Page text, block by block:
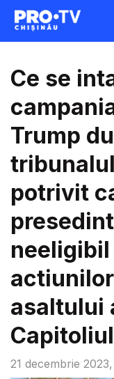
21 decembrie
Ce se
Trump
potrivit
asaltului